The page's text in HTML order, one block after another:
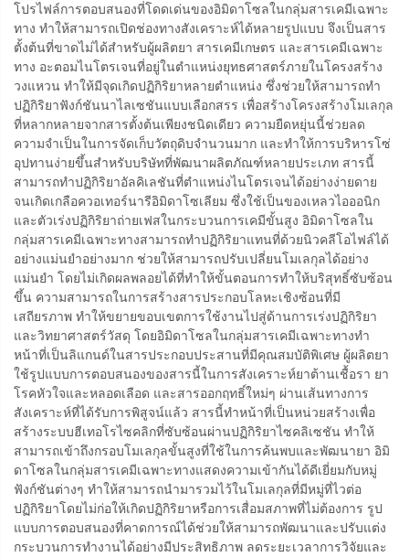
โปรไฟล์การตอบสนองที่โดดเด่นของอิมิดาโซลในกลุ่มสารเคมีเฉพาะ
ทาง ทำให้สามารถเปิดช่องทางสังเคราะห์ได้หลายรูปแบบ จึงเป็นสาร
ตั้งต้นที่ขาดไม่ได้สำหรับผู้ผลิตยา สารเคมีเกษตร และสารเคมีเฉพาะ
ทาง อะตอมไนโตรเจนที่อยู่ในตำแหน่งยุทธศาสตร์ภายในโครงสร้าง
วงแหวน ทำให้มีจุดเกิดปฏิกิริยาหลายตำแหน่ง ซึ่งช่วยให้สามารถทำ
ปฏิกิริยาฟังก์ชันนาไลเซชันแบบเลือกสรร เพื่อสร้างโครงสร้างโมเลกุล
ที่หลากหลายจากสารตั้งต้นเพียงชนิดเดียว ความยืดหยุ่นนี้ช่วยลด
ความจำเป็นในการจัดเก็บวัตถุดิบจำนวนมาก และทำให้การบริหารโซ่
อุปทานง่ายขึ้นสำหรับบริษัทที่พัฒนาผลิตภัณฑ์หลายประเภท สารนี้
สามารถทำปฏิกิริยาอัลคิเลชันที่ตำแหน่งไนโตรเจนได้อย่างง่ายดาย
จนเกิดเกลือควอเทอร์นารีอิมิดาโซเลียม ซึ่งใช้เป็นของเหลวไอออนิก
และตัวเร่งปฏิกิริยาถ่ายเฟสในกระบวนการเคมีขั้นสูง อิมิดาโซลใน
กลุ่มสารเคมีเฉพาะทางสามารถทำปฏิกิริยาแทนที่ด้วยนิวคลีโอไฟล์ได้
อย่างแม่นยำอย่างมาก ช่วยให้สามารถปรับเปลี่ยนโมเลกุลได้อย่าง
แม่นยำ โดยไม่เกิดผลพลอยได้ที่ทำให้ขั้นตอนการทำให้บริสุทธิ์ซับซ้อน
ขึ้น ความสามารถในการสร้างสารประกอบโลหะเชิงซ้อนที่มี
เสถียรภาพ ทำให้ขยายขอบเขตการใช้งานไปสู่ด้านการเร่งปฏิกิริยา
และวิทยาศาสตร์วัสดุ โดยอิมิดาโซลในกลุ่มสารเคมีเฉพาะทางทำ
หน้าที่เป็นลิแกนด์ในสารประกอบประสานที่มีคุณสมบัติพิเศษ ผู้ผลิตยา
ใช้รูปแบบการตอบสนองของสารนี้ในการสังเคราะห์ยาต้านเชื้อรา ยา
โรคหัวใจและหลอดเลือด และสารออกฤทธิ์ใหม่ๆ ผ่านเส้นทางการ
สังเคราะห์ที่ได้รับการพิสูจน์แล้ว สารนี้ทำหน้าที่เป็นหน่วยสร้างเพื่อ
สร้างระบบฮีเทอโรไซคลิกที่ซับซ้อนผ่านปฏิกิริยาไซคลิเซชัน ทำให้
สามารถเข้าถึงกรอบโมเลกุลขั้นสูงที่ใช้ในการค้นพบและพัฒนายา อิมิ
ดาโซลในกลุ่มสารเคมีเฉพาะทางแสดงความเข้ากันได้ดีเยี่ยมกับหมู่
ฟังก์ชันต่างๆ ทำให้สามารถนำมารวมไว้ในโมเลกุลที่มีหมู่ที่ไวต่อ
ปฏิกิริยาโดยไม่ก่อให้เกิดปฏิกิริยาหรือการเสื่อมสภาพที่ไม่ต้องการ รูป
แบบการตอบสนองที่คาดการณ์ได้ช่วยให้สามารถพัฒนาและปรับแต่ง
กระบวนการทำงานได้อย่างมีประสิทธิภาพ ลดระยะเวลาการวิจัยและ